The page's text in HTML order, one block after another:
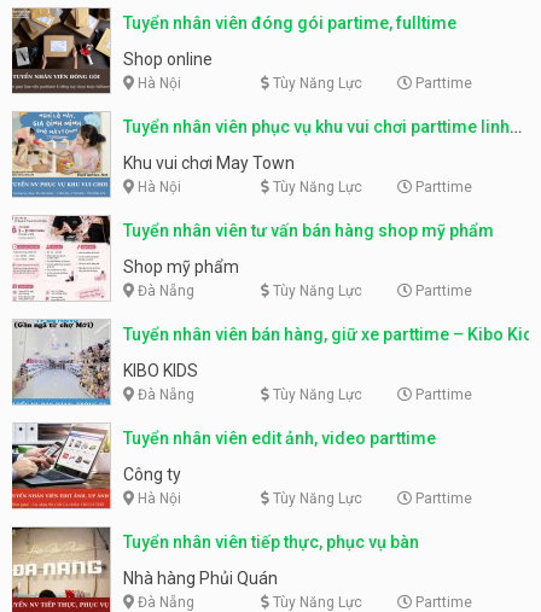
Tuyển nhân viên đóng gói partime, fulltime
Shop online
Hà Nội Tùy Năng Lực Parttime
Tuyển nhân viên phục vụ khu vui chơi parttime linh
động
Khu vui chơi May Town
Hà Nội Tùy Năng Lực Parttime
Tuyển nhân viên tư vấn bán hàng shop mỹ phẩm
Shop mỹ phẩm
Đà Nẵng Tùy Năng Lực Parttime
Tuyển nhân viên bán hàng, giữ xe parttime – Kibo Kid
KIBO KIDS
Đà Nẵng Tùy Năng Lực Parttime
Tuyển nhân viên edit ảnh, video parttime
Công ty
Hà Nội Tùy Năng Lực Parttime
Tuyển nhân viên tiếp thực, phục vụ bàn
Nhà hàng Phủi Quán
Đà Nẵng Tùy Năng Lực Parttime